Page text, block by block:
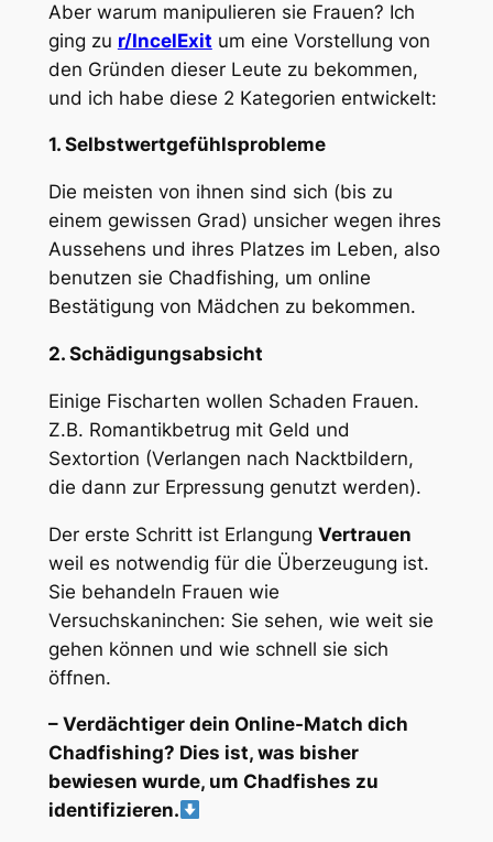
Aber warum manipulieren sie Frauen? Ich
ging zu r/IncelExit um eine Vorstellung von
den Gründen dieser Leute zu bekommen,
und ich habe diese 2 Kategorien entwickelt:
1. Selbstwertgefühlsprobleme
Die meisten von ihnen sind sich (bis zu
einem gewissen Grad) unsicher wegen ihres
Aussehens und ihres Platzes im Leben, also
benutzen sie Chadfishing, um online
Bestätigung von Mädchen zu bekommen.
2. Schädigungsabsicht
Einige Fischarten wollen Schaden Frauen.
Z.B. Romantikbetrug mit Geld und
Sextortion (Verlangen nach Nacktbildern,
die dann zur Erpressung genutzt werden).
Der erste Schritt ist Erlangung Vertrauen
weil es notwendig für die Überzeugung ist.
Sie behandeln Frauen wie
Versuchskaninchen: Sie sehen, wie weit sie
gehen können und wie schnell sie sich
öffnen.
– Verdächtiger dein Online-Match dich
Chadfishing? Dies ist, was bisher
bewiesen wurde, um Chadfishes zu
identifizieren.